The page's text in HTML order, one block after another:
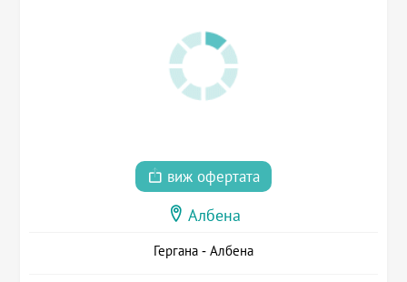
виж офертата
Албена
Гергана - Албена